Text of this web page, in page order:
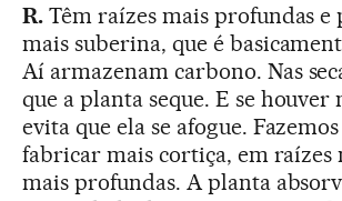
R.Têm raízes mais profundas e
mais suberina, que é
Aí armazenam carbono. Nas
que a planta seque. E se houver
evita que ela se afogue.
fabricar mais cortiça, em raízes
mais profundas. A planta